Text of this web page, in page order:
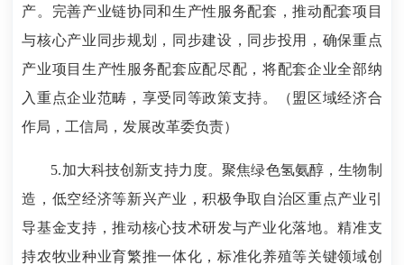
产。完善产业链协同和生产性服务配套，推动配套项目
与核心产业同步规划，同步建设，同步投用，确保重点
产业项目生产性服务配套应配尽配，将配套企业全部纳
入重点企业范畴，享受同等政策支持。（盟区域经济合
作局，工信局，发展改革委负责）
5.加大科技创新支持力度。聚焦绿色氢氨醇，生物制
造，低空经济等新兴产业，积极争取自治区重点产业引
导基金支持，推动核心技术研发与产业化落地。精准支
持农牧业种业育繁推一体化，标准化养殖等关键领域创